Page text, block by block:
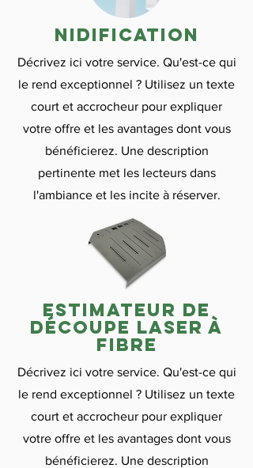
nidification
Décrivez ici votre service. Qu'est-ce qui
le rend exceptionnel ? Utilisez un texte
court et accrocheur pour expliquer
votre offre et les avantages dont vous
bénéficierez. Une description
pertinente met les lecteurs dans
l'ambiance et les incite à réserver.
estimateur de
découpe laser à
fibre
Décrivez ici votre service. Qu'est-ce qui
le rend exceptionnel ? Utilisez un texte
court et accrocheur pour expliquer
votre offre et les avantages dont vous
bénéficierez. Une description